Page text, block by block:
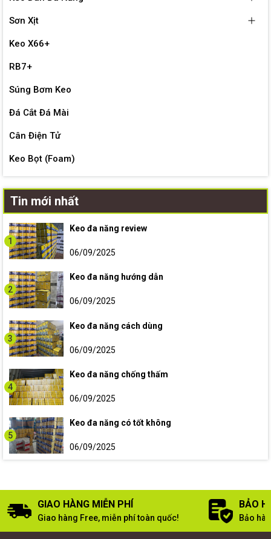
Sơn Xịt
Keo X66+
RB7+
Súng Bơm Keo
Đá Cắt Đá Mài
Cân Điện Tử
Keo Bọt (Foam)
Tin mới nhất
1
Keo đa năng review
06/09/2025
2
Keo đa năng hướng dẫn
06/09/2025
3
Keo đa năng cách dùng
06/09/2025
4
Keo đa năng chống thấm
06/09/2025
5
Keo đa năng có tốt không
06/09/2025
GIAO HÀNG MIỄN PHÍ
Giao hàng Free, miễn phí toàn quốc!
BẢO
Bảo